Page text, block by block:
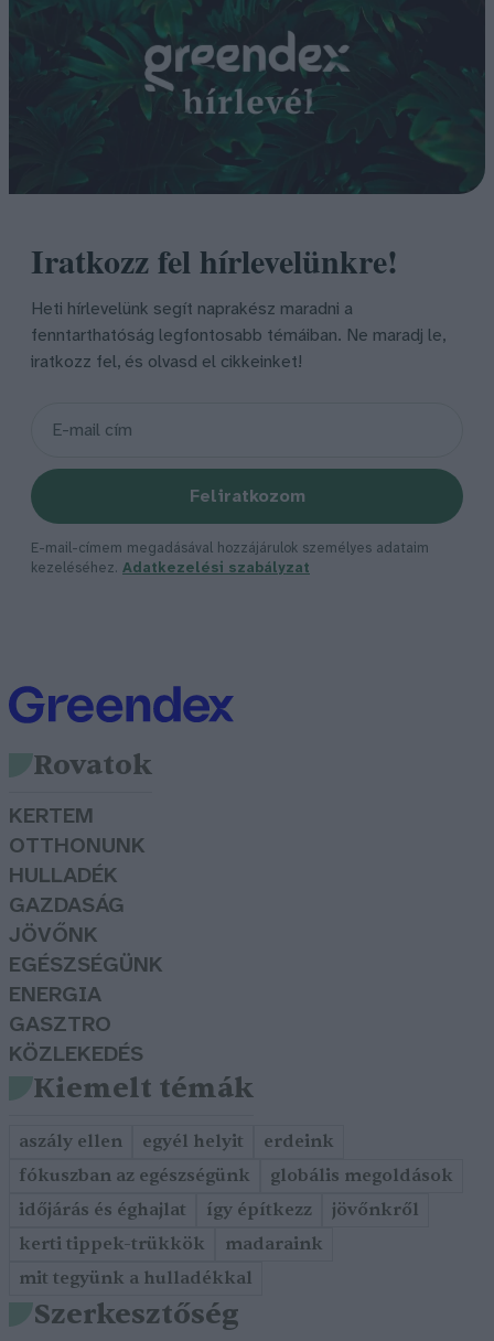
Iratkozz fel hírlevelünkre!
Heti hírlevelünk segít naprakész maradni a
fenntarthatóság legfontosabb témáiban. Ne maradj le,
iratkozz fel, és olvasd el cikkeinket!
Feliratkozom
E-mail-címem megadásával hozzájárulok személyes adataim
kezeléséhez. Adatkezelési szabályzat
Rovatok
KERTEM
OTTHONUNK
HULLADÉK
GAZDASÁG
JÖVŐNK
EGÉSZSÉGÜNK
ENERGIA
GASZTRO
KÖZLEKEDÉS
Kiemelt témák
aszály ellen egyél helyit
erdeink
fókuszban az egészségünk
globális megoldások
időjárás és éghajlat
így építkezz
jövőnkről
kerti tippek-trükkök
madaraink
mit tegyünk a hulladékkal
Szerkesztőség